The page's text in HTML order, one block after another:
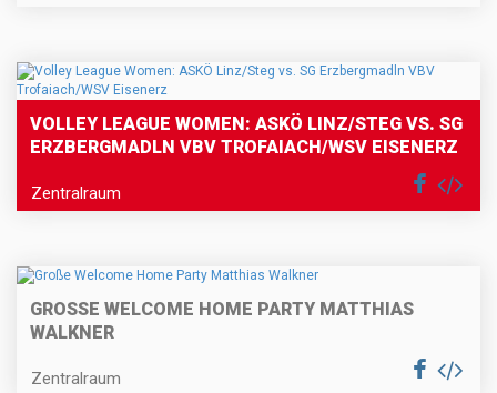
VOLLEY LEAGUE WOMEN: ASKÖ LINZ/STEG VS. SG
ERZBERGMADLN VBV TROFAIACH/WSV EISENERZ
Zentralraum
GROSSE WELCOME HOME PARTY MATTHIAS W
ALKNER
Zentralraum